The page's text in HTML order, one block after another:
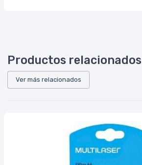
Productos relacionados
Ver más relacionados